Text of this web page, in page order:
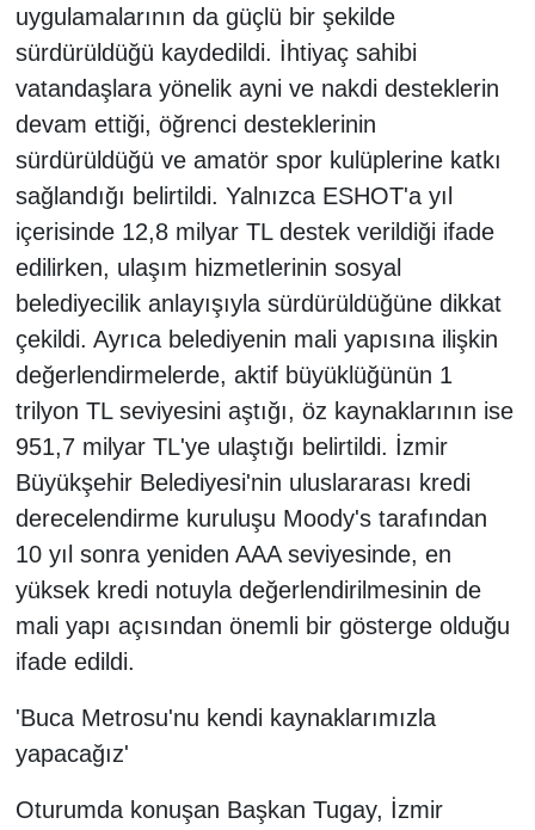
uygulamalarının da güçlü bir şekilde
sürdürüldüğü kaydedildi. İhtiyaç sahibi
vatandaşlara yönelik ayni ve nakdi desteklerin
devam ettiği, öğrenci desteklerinin
sürdürüldüğü ve amatör spor kulüplerine katkı
sağlandığı belirtildi. Yalnızca ESHOT'a yıl
içerisinde 12,8 milyar TL destek verildiği ifade
edilirken, ulaşım hizmetlerinin sosyal
belediyecilik anlayışıyla sürdürüldüğüne dikkat
çekildi. Ayrıca belediyenin mali yapısına ilişkin
değerlendirmelerde, aktif büyüklüğünün 1
trilyon TL seviyesini aştığı, öz kaynaklarının ise
951,7 milyar TL'ye ulaştığı belirtildi. İzmir
Büyükşehir Belediyesi'nin uluslararası kredi
derecelendirme kuruluşu Moody's tarafından
10 yıl sonra yeniden AAA seviyesinde, en
yüksek kredi notuyla değerlendirilmesinin de
mali yapı açısından önemli bir gösterge olduğu
ifade edildi.
'Buca Metrosu'nu kendi kaynaklarımızla
yapacağız'
Oturumda konuşan Başkan Tugay, İzmir